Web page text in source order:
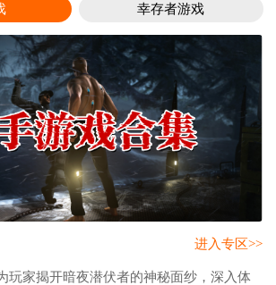
幸存者游戏
玩家揭开暗夜潜伏者的神秘面纱，深入体
进入专区>>